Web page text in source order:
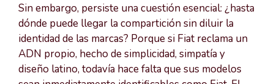
Sin embargo, persiste una cuestión esencial: ¿hasta
dónde puede llegar la compartición sin diluir la
identidad de las marcas? Porque si Fiat reclama un
ADN propio, hecho de simplicidad, simpatía y
diseño latino, todavía hace falta que sus modelos